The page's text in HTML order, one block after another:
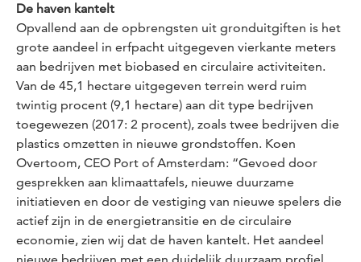
De haven kantelt
Opvallend aan de opbrengsten uit gronduitgiften is het
grote aandeel in erfpacht uitgegeven vierkante meters
aan bedrijven met biobased en circulaire activiteiten.
Van de 45,1 hectare uitgegeven terrein werd ruim
twintig procent (9,1 hectare) aan dit type bedrijven
toegewezen (2017: 2 procent), zoals twee bedrijven die
plastics omzetten in nieuwe grondstoffen. Koen
Overtoom, CEO Port of Amsterdam: “Gevoed door
gesprekken aan klimaattafels, nieuwe duurzame
initiatieven en door de vestiging van nieuwe spelers die
actief zijn in de energietransitie en de circulaire
economie, zien wij dat de haven kantelt. Het aandeel